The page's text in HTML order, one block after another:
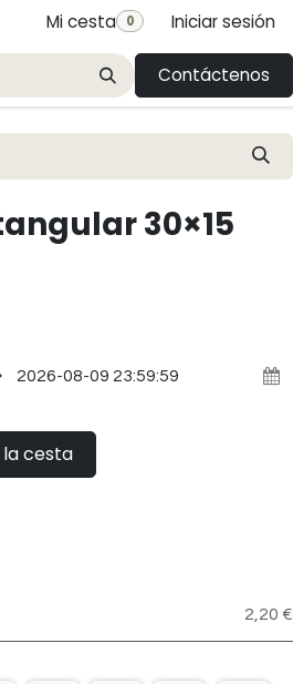
Mi cesta 0 Iniciar sesión
Contáctenos
30×15
cesta
2,20 €